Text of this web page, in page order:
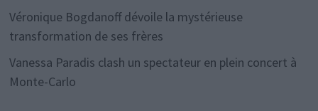
Véronique Bogdanoff dévoile la mystérieuse
transformation de ses frères
Vanessa Paradis clash un spectateur en plein concert à
Monte-Carlo